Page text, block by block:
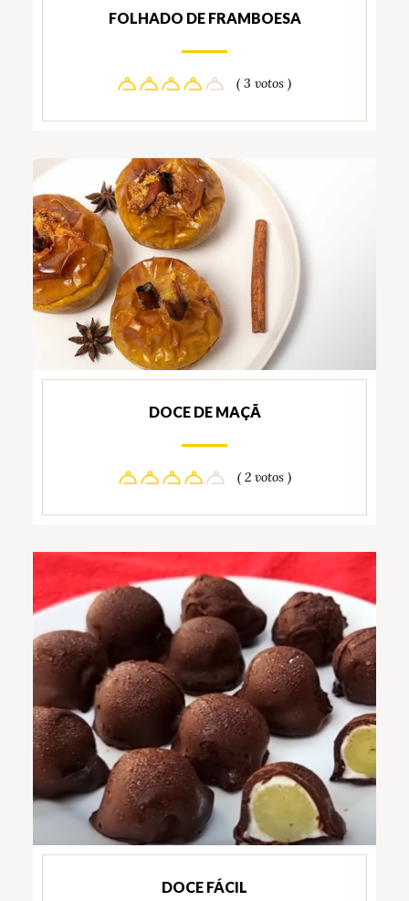
FOLHADO DE FRAMBOESA
( 3 votos )
DOCE DE MAÇÃ
( 2 votos )
DOCE FÁCIL